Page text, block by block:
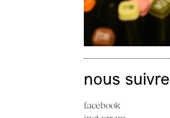
nous suivre
facebook